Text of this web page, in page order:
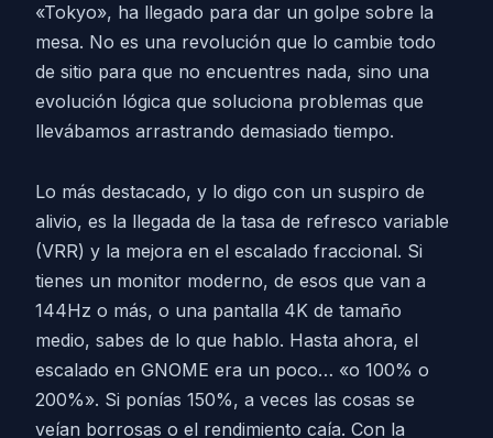
«Tokyo», ha llegado para dar un golpe sobre la
mesa. No es una revolución que lo cambie todo
de sitio para que no encuentres nada, sino una
evolución lógica que soluciona problemas que
llevábamos arrastrando demasiado tiempo.
Lo más destacado, y lo digo con un suspiro de
alivio, es la llegada de la tasa de refresco variable
(VRR) y la mejora en el escalado fraccional. Si
tienes un monitor moderno, de esos que van a
144Hz o más, o una pantalla 4K de tamaño
medio, sabes de lo que hablo. Hasta ahora, el
escalado en GNOME era un poco… «o 100% o
200%». Si ponías 150%, a veces las cosas se
veían borrosas o el rendimiento caía. Con la